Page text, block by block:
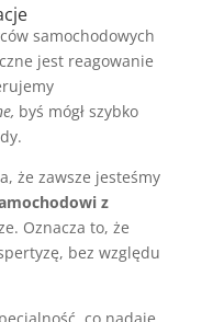
samochodowych
jest reagowanie
byś mógł szybko
że zawsze jesteśmy
z
Oznacza to, że
bez względu